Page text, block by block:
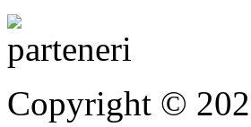
Copyright ©